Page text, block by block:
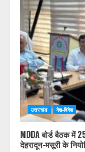
उत्तराखंड देश-विदेश
MDDA बोर्ड बैठक में
देहरादून-मसूरी के